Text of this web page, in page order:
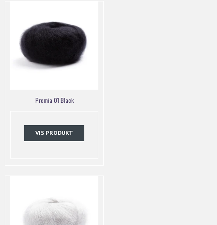
Premia 01 Black
VIS PRODUKT